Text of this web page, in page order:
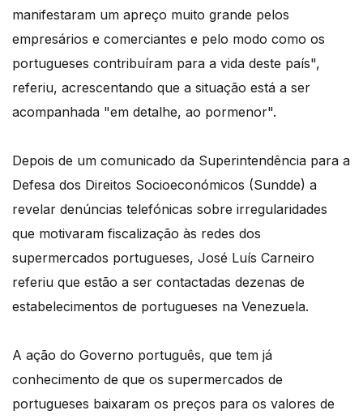
manifestaram um apreço muito grande pelos
empresários e comerciantes e pelo modo como os
portugueses contribuíram para a vida deste país",
referiu, acrescentando que a situação está a ser
acompanhada "em detalhe, ao pormenor".
Depois de um comunicado da Superintendência para a
Defesa dos Direitos Socioeconómicos (Sundde) a
revelar denúncias telefónicas sobre irregularidades
que motivaram fiscalização às redes dos
supermercados portugueses, José Luís Carneiro
referiu que estão a ser contactadas dezenas de
estabelecimentos de portugueses na Venezuela.
A ação do Governo português, que tem já
conhecimento de que os supermercados de
portugueses baixaram os preços para os valores de